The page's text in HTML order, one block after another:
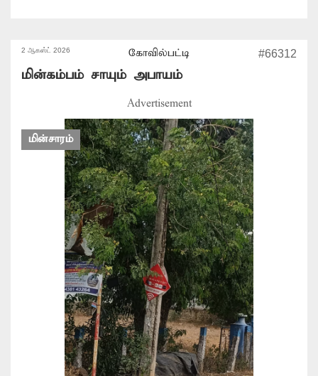
2 ஆகஸ்ட் 2026 கோவில்பட்டி #66312
மின்கம்பம் சாயும் அபாயம்
Advertisement
மின்சாரம்